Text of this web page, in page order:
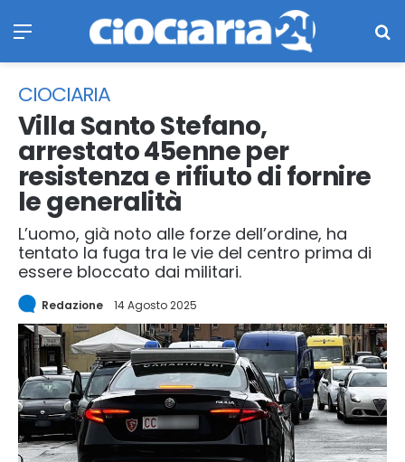
CIOCIARIA
Villa Santo Stefano,
arrestato 45enne per
resistenza e rifiuto di fornire
le generalità
L’uomo, già noto alle forze dell’ordine, ha
tentato la fuga tra le vie del centro prima di
essere bloccato dai militari.
Redazione 14 Agosto 2025